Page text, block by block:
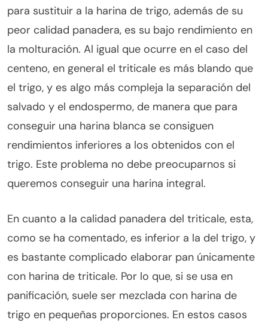
para sustituir a la harina de trigo, además de su
peor calidad panadera, es su bajo rendimiento en
la molturación. Al igual que ocurre en el caso del
centeno, en general el triticale es más blando que
el trigo, y es algo más compleja la separación del
salvado y el endospermo, de manera que para
conseguir una harina blanca se consiguen
rendimientos inferiores a los obtenidos con el
trigo. Este problema no debe preocuparnos si
queremos conseguir una harina integral.
En cuanto a la calidad panadera del triticale, esta,
como se ha comentado, es inferior a la del trigo, y
es bastante complicado elaborar pan únicamente
con harina de triticale. Por lo que, si se usa en
panificación, suele ser mezclada con harina de
trigo en pequeñas proporciones. En estos casos